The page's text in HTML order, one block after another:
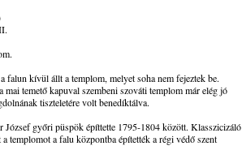
falun kívül állt a templom, melyet soha nem fejeztek be.
mai temető kapuval szembeni szováti templom már elég jó
tiszteletére volt benedíktálva.
József győri püspök építtette 1795-1804 között. Klasszicizáló
templomot a falu központba építették a régi védő szent